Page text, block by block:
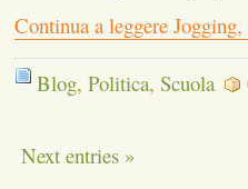
Continua a leggere
Blog, Politica, Scuola
Next entries »